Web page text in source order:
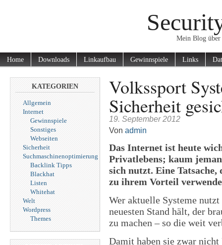
Mein Blog
Home Downloads Linkaufbau Gewinnspiele Links
KATEGORIEN
Allgemein
Internet
Gewinnspiele
Sonstiges
Webseiten
Sicherheit
Suchmaschinenoptimierung
Backlink Tipps
Blackhat
Listen
Whitehat
Welt
Wordpress
Themes
Volkssport
Sicherheit
19. September 2012
Von admin
Das Internet ist heute
Privatlebens; kaum
sich nutzt. Eine
zu ihrem Vorteil
Wer aktuelle Systeme
neuesten Stand hält, der
zu machen – so die weit
Damit haben sie zwar nicht